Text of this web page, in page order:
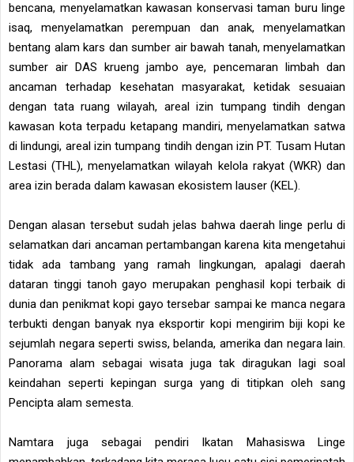
bencana, menyelamatkan kawasan konservasi taman buru linge
isaq, menyelamatkan perempuan dan anak, menyelamatkan
bentang alam kars dan sumber air bawah tanah, menyelamatkan
sumber air DAS krueng jambo aye, pencemaran limbah dan
ancaman terhadap kesehatan masyarakat, ketidak sesuaian
dengan tata ruang wilayah, areal izin tumpang tindih dengan
kawasan kota terpadu ketapang mandiri, menyelamatkan satwa
di lindungi, areal izin tumpang tindih dengan izin PT. Tusam Hutan
Lestasi (THL), menyelamatkan wilayah kelola rakyat (WKR) dan
area izin berada dalam kawasan ekosistem lauser (KEL).
Dengan alasan tersebut sudah jelas bahwa daerah linge perlu di
selamatkan dari ancaman pertambangan karena kita mengetahui
tidak ada tambang yang ramah lingkungan, apalagi daerah
dataran tinggi tanoh gayo merupakan penghasil kopi terbaik di
dunia dan penikmat kopi gayo tersebar sampai ke manca negara
terbukti dengan banyak nya eksportir kopi mengirim biji kopi ke
sejumlah negara seperti swiss, belanda, amerika dan negara lain.
Panorama alam sebagai wisata juga tak diragukan lagi soal
keindahan seperti kepingan surga yang di titipkan oleh sang
Pencipta alam semesta.
Namtara juga sebagai pendiri Ikatan Mahasiswa Linge